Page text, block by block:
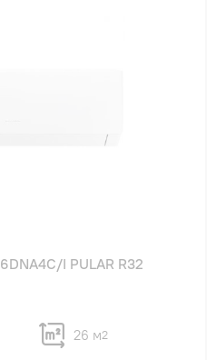
I PULAR R32
26 м2